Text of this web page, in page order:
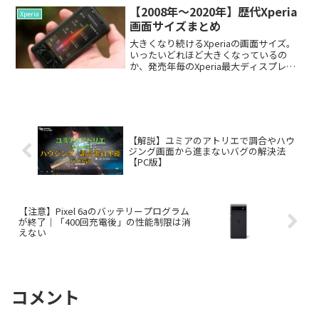
著名な情報配信サ...
Xperia
【2008年～2020年】歴代Xperia
画面サイズまとめ
大きくなり続けるXperiaの画面サイズ。
いったいどれほど大きくなっているの
か、発売年毎のXperia最大ディスプレイ
【解説】ユミアのアトリエで調合やハウ
ジング画面から進まないバグの解決法
【PC版】
【注意】Pixel 6aのバッテリープログラム
が終了｜「400回充電後」の性能制限は消
えない
コメント